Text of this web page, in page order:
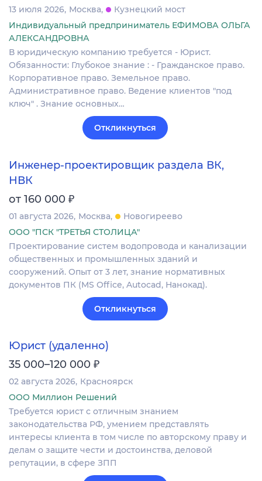
13 июля 2026 Москва
Кузнецкий мост
Индивидуальный предприниматель ЕФИМОВА ОЛЬГА
АЛЕКСАНДРОВНА
В юридическую компанию требуется - Юрист.
Обязанности: Глубокое знание : - Гражданское право.
Корпоративное право. Земельное право.
Административное право. Ведение клиентов "под
ключ" . Знание основных…
Откликнуться
Инженер-проектировщик раздела ВК,
НВК
от 160 000 ₽
01 августа 2026 Москва
Новогиреево
ООО "ПСК "ТРЕТЬЯ СТОЛИЦА"
Проектирование систем водопровода и канализации
общественных и промышленных зданий и
сооружений. Опыт от 3 лет, знание нормативных
документов ПК (MS Office, Autocad, Нанокад).
Откликнуться
Юрист (удаленно)
35 000–120 000 ₽
02 августа 2026 Красноярск
ООО Миллион Решений
Требуется юрист с отличным знанием
законодательства РФ, умением представлять
интересы клиента в том числе по авторскому праву и
делам о защите чести и достоинства, деловой
репутации, в сфере ЗПП